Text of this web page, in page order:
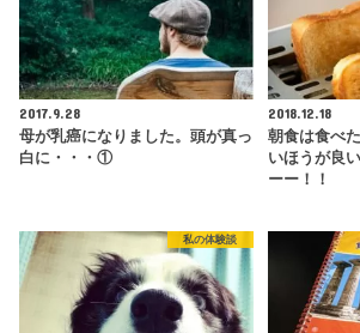
2017.9.28
母が乳癌になりました。頭が真っ
白に・・・①
2018.12.18
朝食は食べ
いほうが良
ーー！！
私の体験談